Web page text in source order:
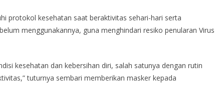
protokol kesehatan saat beraktivitas sehari-hari serta
menggunakannya, guna menghindari resiko penularan Virus
kesehatan dan kebersihan diri, salah satunya dengan rutin
tuturnya sembari memberikan masker kepada